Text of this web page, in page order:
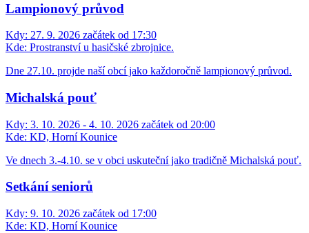
Lampionový průvod
Kdy: 27. 9. 2026 začátek od 17:30
Kde: Prostranství u hasičské zbrojnice.
Dne 27.10. projde naší obcí jako každoročně lampionový průvod.
Michalská pouť
Kdy: 3. 10. 2026 - 4. 10. 2026 začátek od 20:00
Kde: KD, Horní Kounice
Ve dnech 3.-4.10. se v obci uskuteční jako tradičně Michalská pouť.
Setkání seniorů
Kdy: 9. 10. 2026 začátek od 17:00
Kde: KD, Horní Kounice